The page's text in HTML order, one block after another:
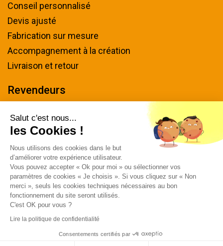
Conseil personnalisé
Devis ajusté
Fabrication sur mesure
Accompagnement à la création
Livraison et retour
Revendeurs
Nous contacter
Tel : 04 94 48 50 57
Écrivez-nous
Horaires & plan d'accès
Salut c'est nous...
les Cookies !
Nous utilisons des cookies dans le but
d’améliorer votre expérience utilisateur.
Vous pouvez accepter « Ok pour moi » ou sélectionner vos
paramètres de cookies « Je choisis ». Si vous cliquez sur « Non
merci », seuls les cookies techniques nécessaires au bon
fonctionnement du site seront utilisés.
C'est OK pour vous ?
Lire la politique de confidentialité
Consentements certifiés par